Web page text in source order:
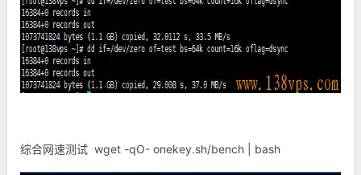
综合网速测试 wget -qO- onekey.sh/bench | bash